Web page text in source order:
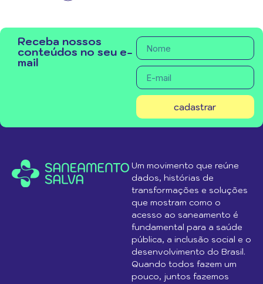
Receba nossos
conteúdos no seu e-
mail
cadastrar
Um movimento que reúne
dados, histórias de
transformações e soluções
que mostram como o
acesso ao saneamento é
fundamental para a saúde
pública, a inclusão social e o
desenvolvimento do Brasil.
Quando todos fazem um
pouco, juntos fazemos